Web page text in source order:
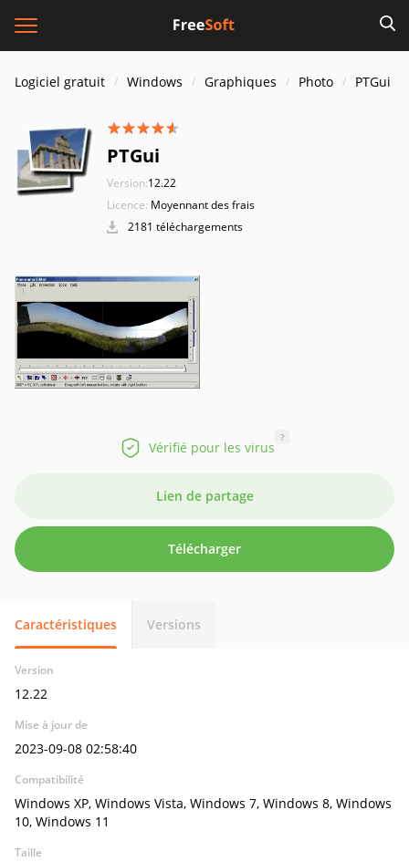
Logiciel gratuit Windows Graphiques Photo PTGui
PTGui
Version:12.22
Licence: Moyennant des frais
2181 téléchargements
Vérifié pour les virus
?
Lien de partage
Télécharger
Caractéristiques Versions
Version
12.22
Mise à jour de
2023-09-08 02:58:40
Compatibilité
Windows XP, Windows Vista, Windows 7, Windows 8, Windows
10, Windows 11
Taille